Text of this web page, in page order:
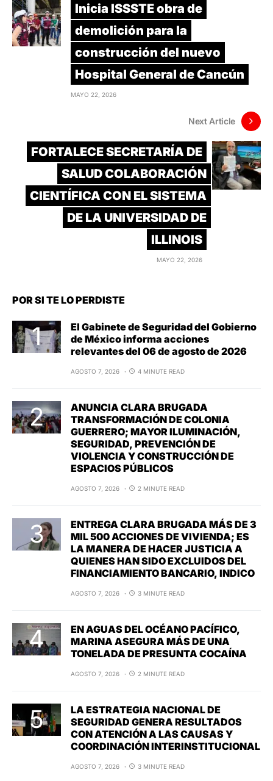
Inicia ISSSTE obra de
demolición para la
construcción del nuevo
Hospital General de Cancún
MAYO 22, 2026
Next Article
FORTALECE SECRETARÍA DE
SALUD COLABORACIÓN
CIENTÍFICA CON EL SISTEMA
DE LA UNIVERSIDAD DE
ILLINOIS
MAYO 22, 2026
POR SI TE LO PERDISTE
El Gabinete de Seguridad del Gobierno
de México informa acciones
relevantes del 06 de agosto de 2026
AGOSTO 7, 2026 4 MINUTE READ
ANUNCIA CLARA BRUGADA
TRANSFORMACIÓN DE COLONIA
GUERRERO; MAYOR ILUMINACIÓN,
SEGURIDAD, PREVENCIÓN DE
VIOLENCIA Y CONSTRUCCIÓN DE
ESPACIOS PÚBLICOS
AGOSTO 7, 2026 2 MINUTE READ
ENTREGA CLARA BRUGADA MÁS DE 3
MIL 500 ACCIONES DE VIVIENDA; ES
LA MANERA DE HACER JUSTICIA A
QUIENES HAN SIDO EXCLUIDOS DEL
FINANCIAMIENTO BANCARIO, INDICO
AGOSTO 7, 2026 3 MINUTE READ
EN AGUAS DEL OCÉANO PACÍFICO,
MARINA ASEGURA MÁS DE UNA
TONELADA DE PRESUNTA COCAÍNA
AGOSTO 7, 2026 2 MINUTE READ
LA ESTRATEGIA NACIONAL DE
SEGURIDAD GENERA RESULTADOS
CON ATENCIÓN A LAS CAUSAS Y
COORDINACIÓN INTERINSTITUCIONAL
AGOSTO 7, 2026 3 MINUTE READ